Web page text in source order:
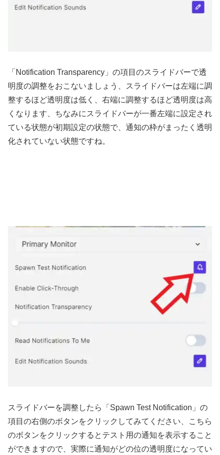
「Notification Transparency」の項目のスライドバーで透
明度の調整をおこないましょう、スライドバーは左端に調
整するほど透明度は低く、右端に調整するほど透明度は高
くなります、ちなみにスライドバーが一番左端に設定され
ている状態が初期設定の状態で、通知の枠がまったく透明
化されていない状態ですね。
スライドバーを調整したら「Spawn Test Notification」の
項目の右側のボタンをクリックしてみてください、こちら
のボタンをクリックするとテスト用の通知を表示すること
ができますので、実際に通知がどの位の透明度になってい